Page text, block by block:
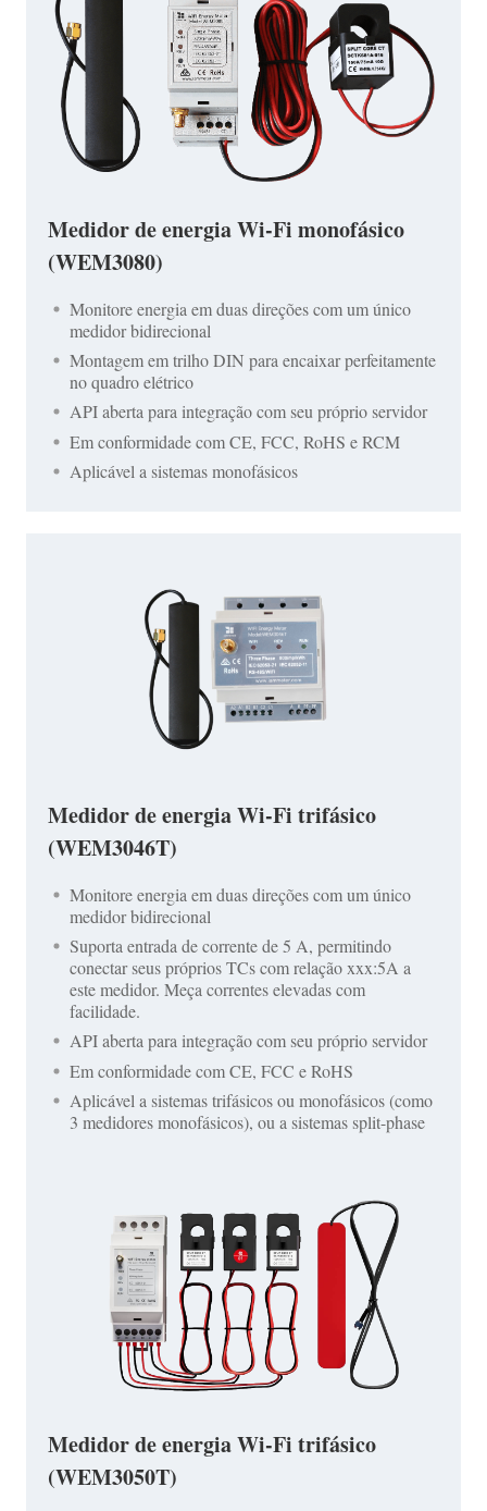
Medidor de energia Wi-Fi monofásico
(WEM3080)
Monitore energia em duas direções com um único
medidor bidirecional
Montagem em trilho DIN para encaixar perfeitamente
no quadro elétrico
API aberta para integração com seu próprio servidor
Em conformidade com CE, FCC, RoHS e RCM
Aplicável a sistemas monofásicos
Medidor de energia Wi-Fi trifásico
(WEM3046T)
Monitore energia em duas direções com um único
medidor bidirecional
Suporta entrada de corrente de 5 A, permitindo
conectar seus próprios TCs com relação xxx:5A a
este medidor. Meça correntes elevadas com
facilidade.
API aberta para integração com seu próprio servidor
Em conformidade com CE, FCC e RoHS
Aplicável a sistemas trifásicos ou monofásicos (como
3 medidores monofásicos), ou a sistemas split-phase
Medidor de energia Wi-Fi trifásico
(WEM3050T)